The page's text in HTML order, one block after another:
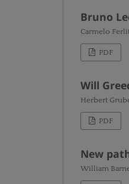
Bruno
Carmelo
PDF
Will
Herbert
PDF
New
William